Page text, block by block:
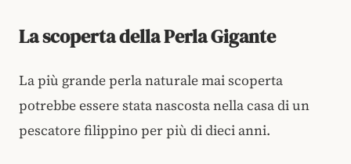
La scoperta della Perla Gigante
La più grande perla naturale mai scoperta
potrebbe essere stata nascosta nella casa di un
pescatore filippino per più di dieci anni.